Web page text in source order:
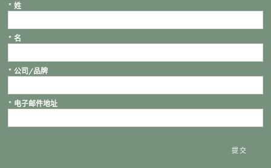
* 姓
* 名
* 公司/品牌
* 电子邮件地址
提交